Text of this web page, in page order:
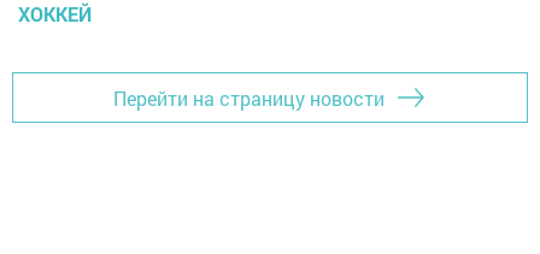
ХОККЕЙ
Перейти на страницу новости